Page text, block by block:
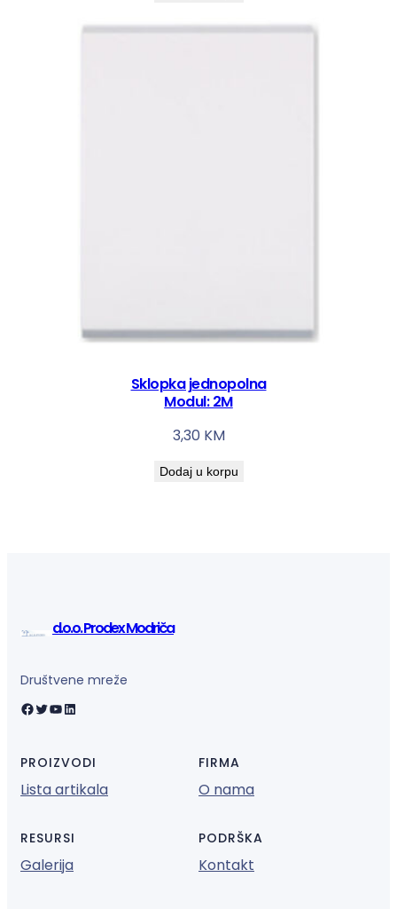
Sklopka jednopolna
Modul: 2M
3,30 KM
Dodaj u korpu
d.o.o. Prodex Modriča
Društvene mreže
Facebook Twitter YouTube LinkedIn
PROIZVODI
Lista artikala
FIRMA
O nama
RESURSI
Galerija
PODRŠKA
Kontakt